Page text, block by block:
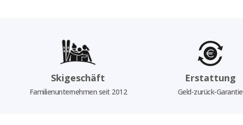
Skigeschäft
Familienunternehmen seit 2012
Erstattung
Geld-zurück-Garantie